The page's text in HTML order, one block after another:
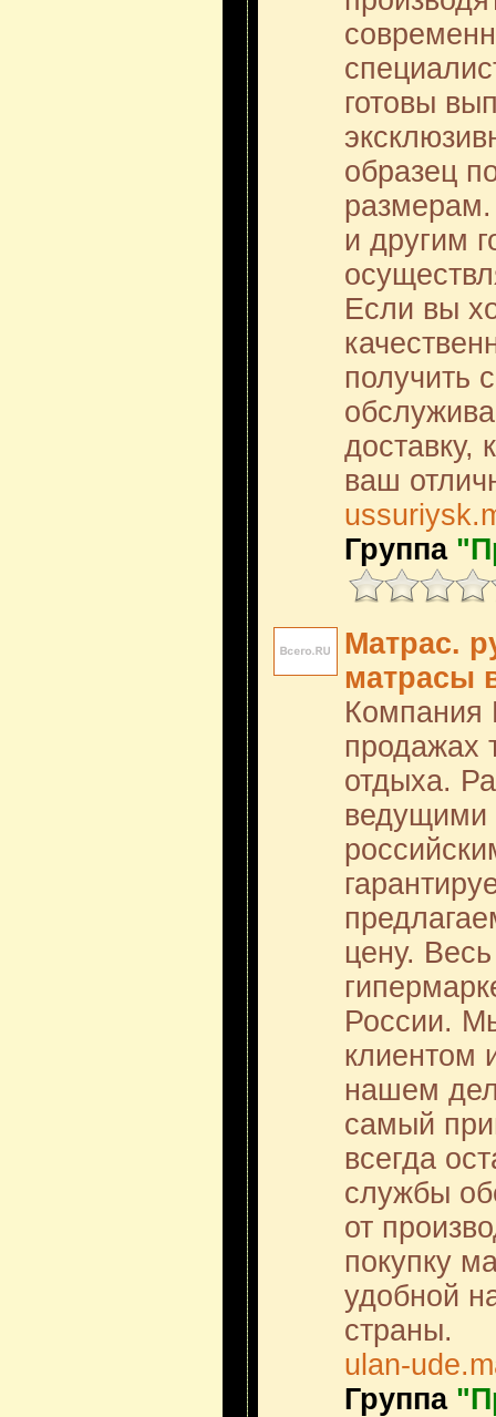
готовы
образец
размерам.
и другим
Если вы
получить
ваш
Группа
Матрас.
матрасы
Компания
продажах
отдыха.
ведущими
цену.
России.
клиентом
нашем
самый
всегда
службы
от
покупку
удобной
страны.
ulan-
Группа